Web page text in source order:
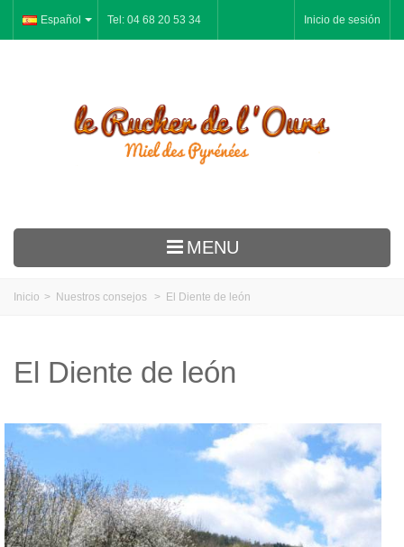
Español Tel: 04 68 20 53 34 Inicio de sesión
MENU
Dulces y cajas de regalo
Miel y Apicultura
Recetas
Inicio > Nuestros consejos > El Diente de león
El Diente de león